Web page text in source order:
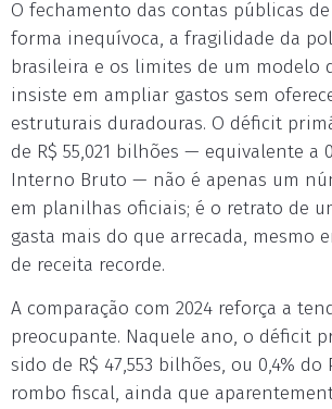
O fechamento das contas públicas de
forma inequívoca, a fragilidade da
brasileira e os limites de um modelo
insiste em ampliar gastos sem
estruturais duradouras. O déficit
de R$ 55,021 bilhões — equivalente a
Interno Bruto — não é apenas um
em planilhas oficiais; é o retrato de
gasta mais do que arrecada, mesmo
de receita recorde.
A comparação com 2024 reforça a
preocupante. Naquele ano, o déficit
sido de R$ 47,553 bilhões, ou 0,4% do
rombo fiscal, ainda que